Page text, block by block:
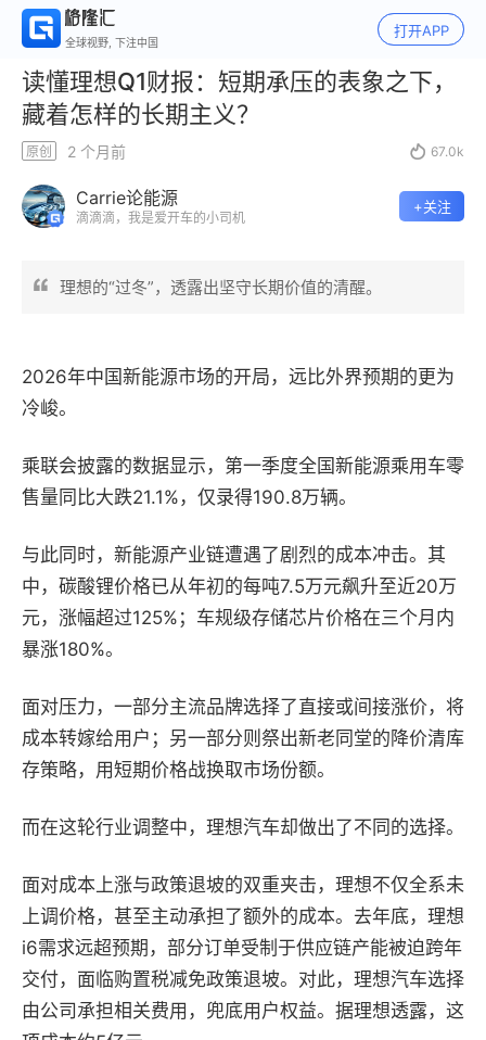
全球视野, 下注中国
打开APP
读懂理想Q1财报：短期承压的表象之下，
藏着怎样的长期主义？
原创 2 个月前  67.0k
Carrie论能源
滴滴滴，我是爱开车的小司机
+关注
理想的“过冬”，透露出坚守长期价值的清醒。
2026年中国新能源市场的开局，远比外界预期的更为
冷峻。
乘联会披露的数据显示，第一季度全国新能源乘用车零
售量同比大跌21.1%，仅录得190.8万辆。
与此同时，新能源产业链遭遇了剧烈的成本冲击。其
中，碳酸锂价格已从年初的每吨7.5万元飙升至近20万
元，涨幅超过125%；车规级存储芯片价格在三个月内
暴涨180%。
面对压力，一部分主流品牌选择了直接或间接涨价，将
成本转嫁给用户；另一部分则祭出新老同堂的降价清库
存策略，用短期价格战换取市场份额。
而在这轮行业调整中，理想汽车却做出了不同的选择。
面对成本上涨与政策退坡的双重夹击，理想不仅全系未
上调价格，甚至主动承担了额外的成本。去年底，理想
i6需求远超预期，部分订单受制于供应链产能被迫跨年
交付，面临购置税减免政策退坡。对此，理想汽车选择
由公司承担相关费用，兜底用户权益。据理想透露，这